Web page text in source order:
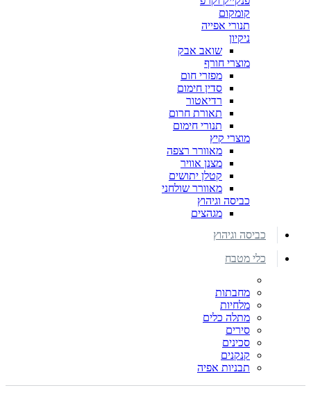
קומקום
תנורי אפייה
ניקיון
שואב אבק
מוצרי חורף
מפזרי חום
סדין חימום
רדיאטור
תאורת חרום
תנורי חימום
מוצרי קיץ
מאוורר רצפה
מצנן אוויר
קטלן יתושים
מאוורר שולחני
כביסה וגיהוץ
מגהצים
כביסה וגיהוץ
כלי מטבח
מחבתות
מלחיות
מתלה כלים
סירים
סכינים
קנקנים
תבניות אפיה